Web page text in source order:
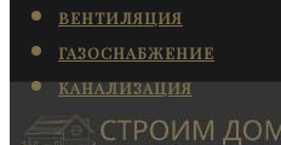
ВЕНТИЛЯЦИЯ
ГАЗОСНАБЖЕНИЕ
КАНАЛИЗАЦИЯ
КОНДИЦИОНИРОВАНИЕ